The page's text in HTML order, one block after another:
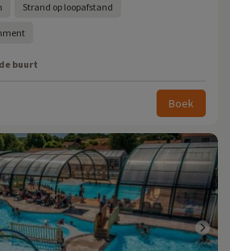
Strand op loopafstand
buurt
Boek